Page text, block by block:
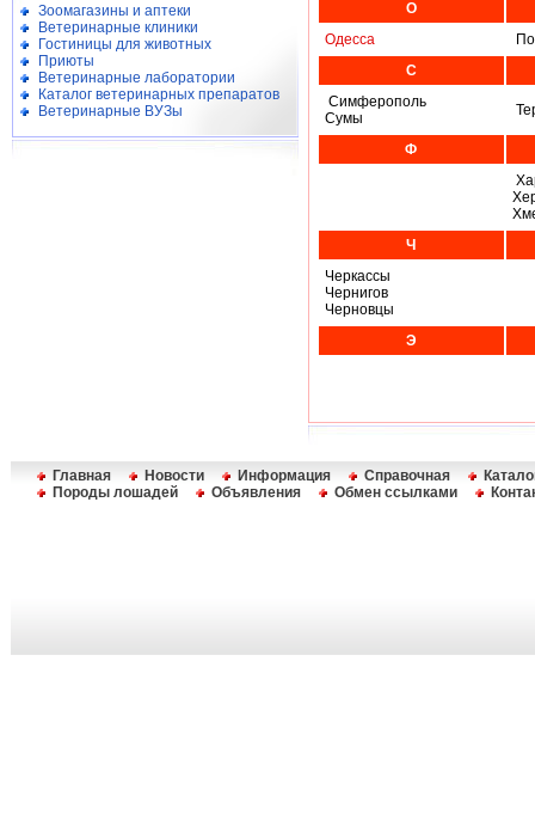
Зоомагазины и аптеки
Ветеринарные клиники
Гостиницы для животных
Приюты
Ветеринарные лаборатории
Каталог ветеринарных препаратов
Ветеринарные ВУЗы
О
Одесса
С
Симферополь
Сумы
Ф
Ч
Черкассы
Чернигов
Черновцы
Э
Главная Новости Информация Справочная
Породы лошадей
Объявления Обмен ссылками